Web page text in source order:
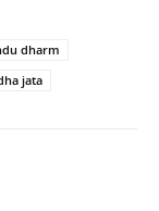
dharm
jata